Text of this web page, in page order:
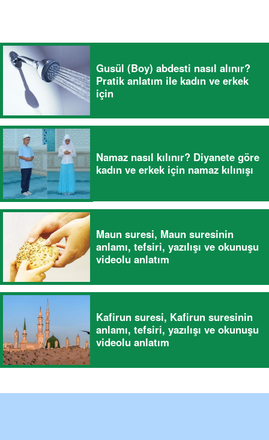
Gusül (Boy) abdesti nasıl alınır?
Pratik anlatım ile kadın ve erkek
için
Namaz nasıl kılınır? Diyanete göre
kadın ve erkek için namaz kılınışı
Maun suresi, Maun suresinin
anlamı, tefsiri, yazılışı ve okunuşu
videolu anlatım
Kafirun suresi, Kafirun suresinin
anlamı, tefsiri, yazılışı ve okunuşu
videolu anlatım